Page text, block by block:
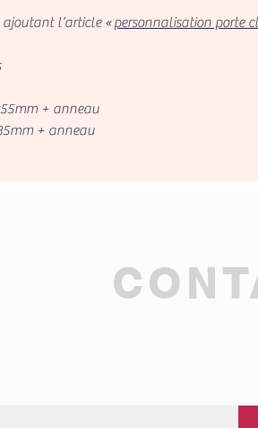
l’article «personnalisation porte
+ anneau
+ anneau